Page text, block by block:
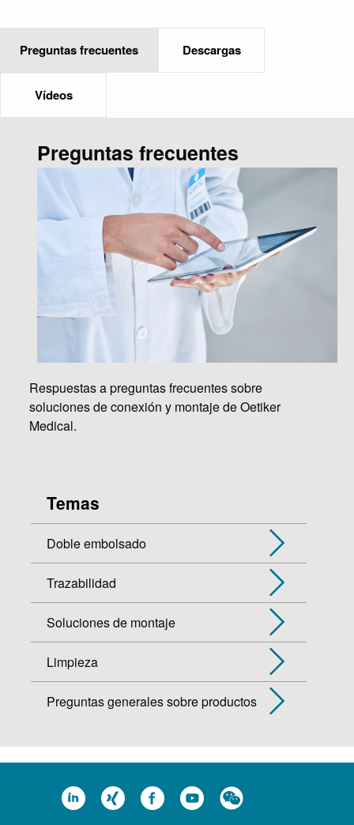
Preguntas frecuentes Descargas
Vídeos
Preguntas frecuentes
Respuestas a preguntas frecuentes sobre
soluciones de conexión y montaje de Oetiker
Medical.
Temas
Doble embolsado
Trazabilidad
Soluciones de montaje
Limpieza
Preguntas generales sobre productos